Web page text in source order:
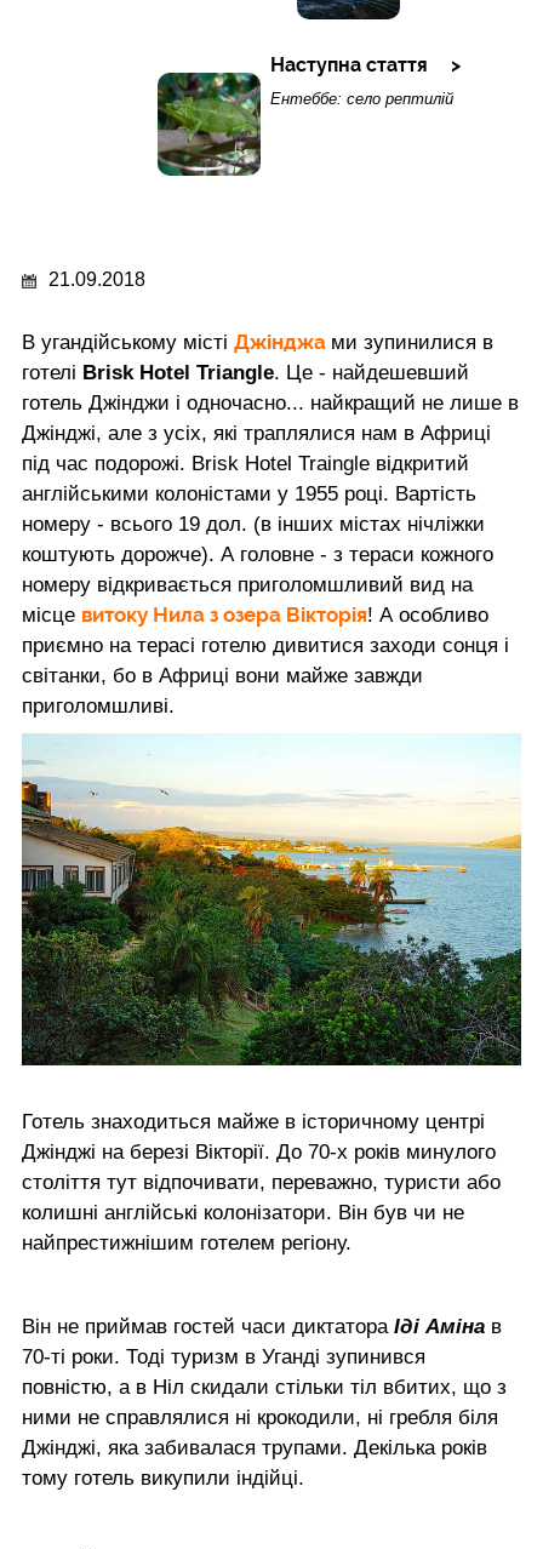
Наступна стаття
Ентеббе: село рептилій
21.09.2018
В угандійському місті Джінджа ми зупинилися в
готелі Brisk Hotel Triangle. Це - найдешевший
готель Джінджи і одночасно... найкращий не лише в
Джінджі, але з усіх, які траплялися нам в Африці
під час подорожі. Brisk Hotel Traingle відкритий
англійськими колоністами у 1955 році. Вартість
номеру - всього 19 дол. (в інших містах нічліжки
коштують дорожче). А головне - з тераси кожного
номеру відкривається приголомшливий вид на
місце витоку Нила з озера Вікторія! А особливо
приємно на терасі готелю дивитися заходи сонця і
світанки, бо в Африці вони майже завжди
приголомшливі.
Готель знаходиться майже в історичному центрі
Джінджі на березі Вікторії. До 70-х років минулого
століття тут відпочивати, переважно, туристи або
колишні англійські колонізатори. Він був чи не
найпрестижнішим готелем регіону.
Він не приймав гостей часи диктатораІді Аміна в
70-ті роки. Тоді туризм в Уганді зупинився
повністю, а в Ніл скидали стільки тіл вбитих, що з
ними не справлялися ні крокодили, ні гребля біля
Джінджі, яка забивалася трупами. Декілька років
тому готель викупили індійці.